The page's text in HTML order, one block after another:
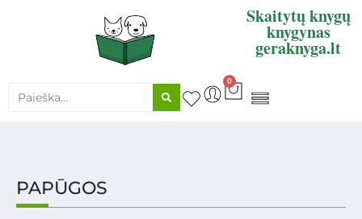
Skaitytų knygų
knygynas
geraknyga.lt
0
PAPŪGOS